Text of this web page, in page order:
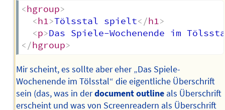
<hgroup>
<h1>Tölsstal spielt</h1>
<p>Das Spiele-Wochenende im
</hgroup>
Mir scheint, es sollte aber eher „Das Spiele-
Wochenende im Tölsstal“ die eigentliche Überschrift
sein (das, was in derdocument outlineals Überschrift
erscheint und was von Screenreadern als Überschrift